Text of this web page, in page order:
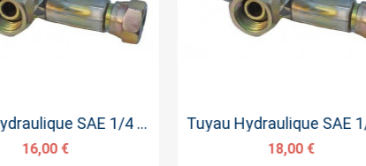
Aperçu rapide Tuyau Hydraulique SAE 1/4 SERTI 50cm
16,00 €
Aperçu rapide
18,00 €